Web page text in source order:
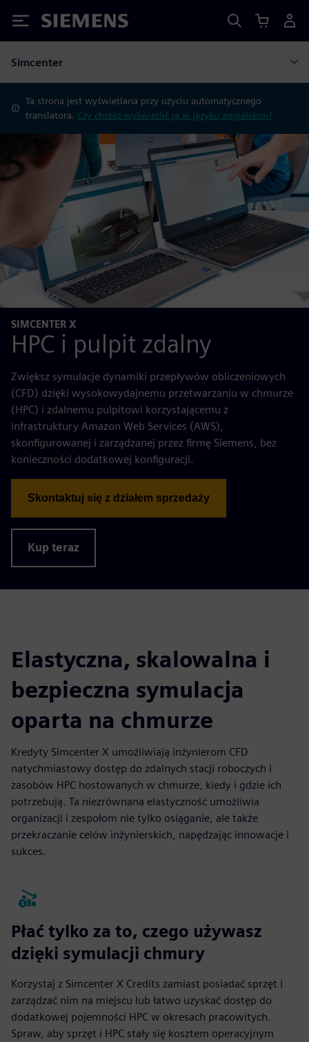
Siemens
Simcenter
Ta strona jest wyświetlana przy użyciu automatycznego
translatora. Czy chcesz wyświetlić ją w języku angielskim?
SIMCENTER X
HPC i pulpit zdalny
Zwiększ symulacje dynamiki przepływów obliczeniowych
(CFD) dzięki wysokowydajnemu przetwarzaniu w chmurze
(HPC) i zdalnemu pulpitowi korzystającemu z
infrastruktury Amazon Web Services (AWS),
skonfigurowanej i zarządzanej przez firmę Siemens, bez
konieczności dodatkowej konfiguracji.
Skontaktuj się z działem sprzedaży
Kup teraz
Elastyczna, skalowalna i
bezpieczna symulacja
oparta na chmurze
Kredyty Simcenter X umożliwiają inżynierom CFD
natychmiastowy dostęp do zdalnych stacji roboczych i
zasobów HPC hostowanych w chmurze, kiedy i gdzie ich
potrzebują. Ta niezrównana elastyczność umożliwia
organizacji i zespołom nie tylko osiąganie, ale także
przekraczanie celów inżynierskich, napędzając innowacje i
sukces.
Płać tylko za to, czego używasz
dzięki symulacji chmury
Korzystaj z Simcenter X Credits zamiast posiadać sprzęt i
zarządzać nim na miejscu lub łatwo uzyskać dostęp do
dodatkowej pojemności HPC w okresach pracowitych.
Spraw, aby sprzęt i HPC stały się kosztem operacyjnym